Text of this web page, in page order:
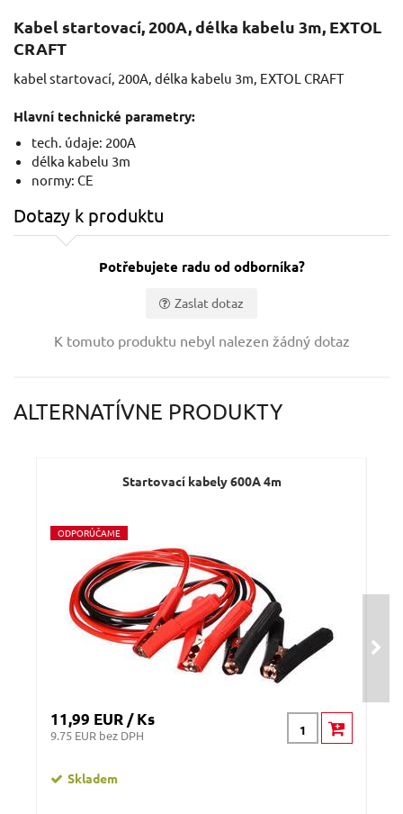
Kabel startovací, 200A, délka kabelu 3m, EXTOL
CRAFT
kabel startovací, 200A, délka kabelu 3m, EXTOL CRAFT
Hlavní technické parametry:
tech. údaje: 200A
délka kabelu 3m
normy: CE
Dotazy k produktu
Potřebujete radu od odborníka?
Zaslat dotaz
Odeslat dotaz
K tomuto produktu nebyl nalezen žádný dotaz
ALTERNATÍVNE PRODUKTY
Startovací kabely 600A 4m
ODPORÚČAME
11,99 EUR / Ks
9.75 EUR bez DPH
Skladem